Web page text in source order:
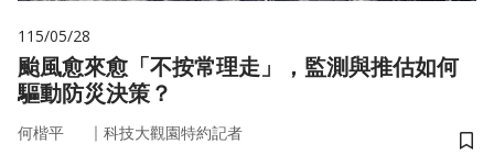
115/05/28
颱風愈來愈「不按常理走」，監測與推估如何
驅動防災決策？
何楷平 ｜ 科技大觀園特約記者
儲